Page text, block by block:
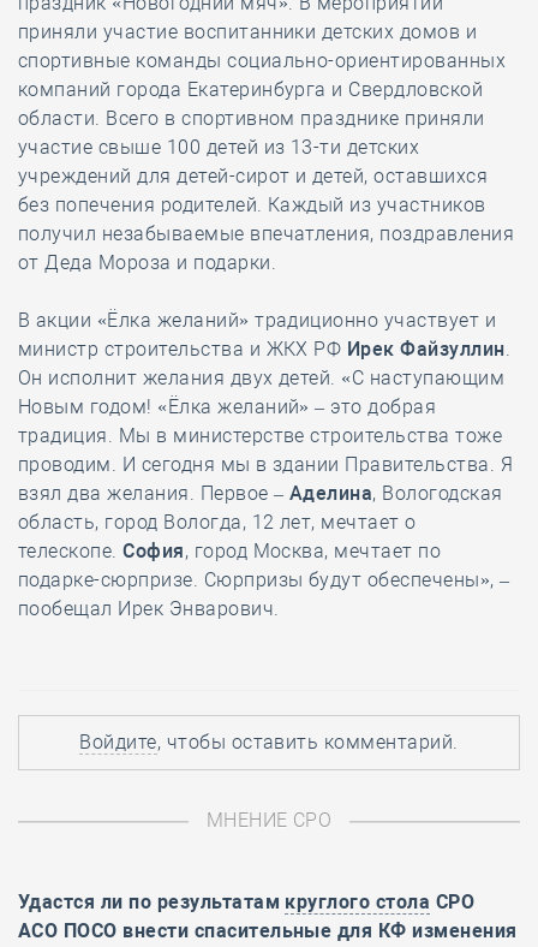
приняли участие воспитанники детских домов и
спортивные команды социально-ориентированных
компаний города Екатеринбурга и Свердловской
области. Всего в спортивном празднике приняли
участие свыше 100 детей из 13-ти детских
учреждений для детей-сирот и детей, оставшихся
без попечения родителей. Каждый из участников
получил незабываемые впечатления, поздравления
от Деда Мороза и подарки.
В акции «Ёлка желаний» традиционно участвует и
министр строительства и ЖКХ РФ Ирек Файзуллин.
Он исполнит желания двух детей. «С наступающим
Новым годом! «Ёлка желаний» – это добрая
традиция. Мы в министерстве строительства тоже
проводим. И сегодня мы в здании Правительства. Я
взял два желания. Первое – Аделина, Вологодская
область, город Вологда, 12 лет, мечтает о
телескопе.София, город Москва, мечтает по
подарке-сюрпризе. Сюрпризы будут обеспечены», –
пообещал Ирек Энварович.
Войдите, чтобы оставить комментарий.
МНЕНИЕ СРО
Удастся ли по результатам круглого стола СРО
АСО ПОСО внести спасительные для КФ изменения